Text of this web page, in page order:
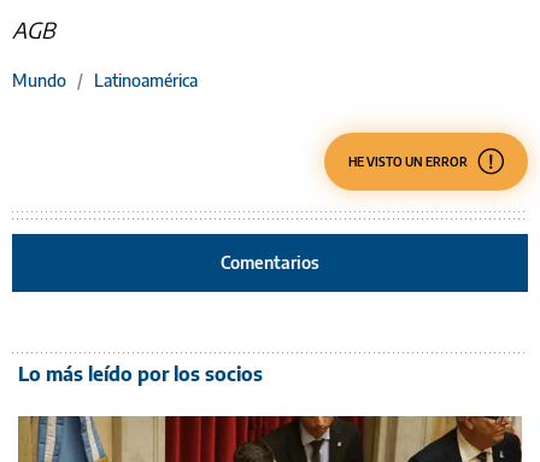
AGB
Mundo / Latinoamérica
HE VISTO UN ERROR
Comentarios
Lo más leído por los socios